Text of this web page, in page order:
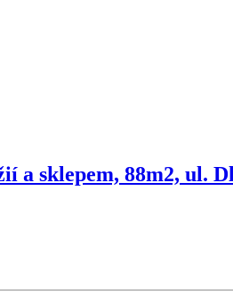
a sklepem, 88m2, ul.